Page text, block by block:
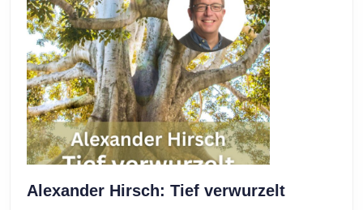
Alexander Hirsch: Tief verwurzeltAlexander